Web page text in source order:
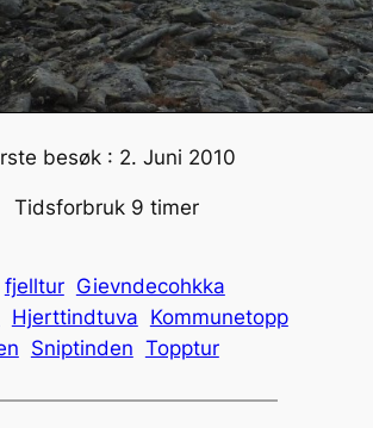
besøk : 2. Juni 2010
Tidsforbruk 9 timer
fjelltur Gievndecohkka
Hjerttindtuva Kommunetopp
Sniptinden Topptur